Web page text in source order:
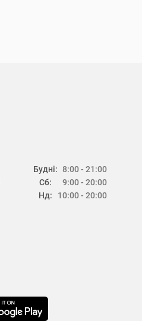
Будні:
Сб:
Нд:
8:00 - 21:00
9:00 - 20:00
10:00 - 20:00